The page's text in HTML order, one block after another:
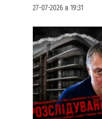
27-07-2026 в 19:31